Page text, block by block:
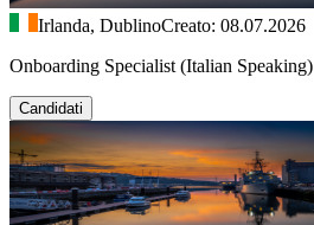
Irlanda, DublinoCreato: 08.07.2026
Onboarding Specialist (Italian Speaking)
Candidati